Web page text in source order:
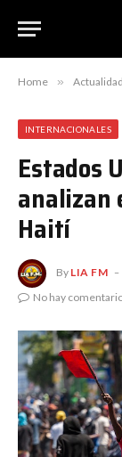
Home » Actualidad
INTERNACIONALES
Estados
analizan
Haití
By LIA FM
No hay